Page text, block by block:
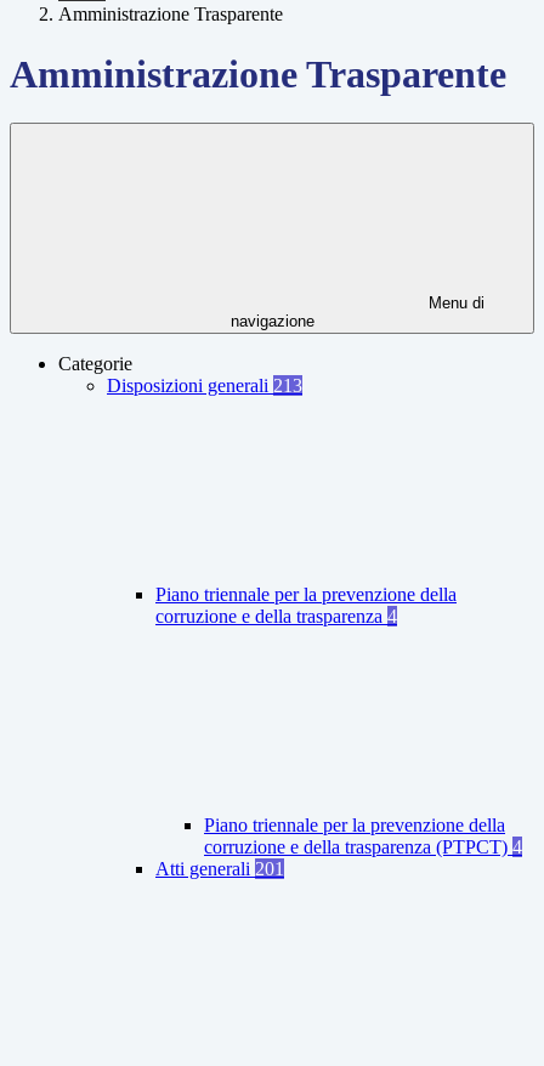
Amministrazione Trasparente
Amministrazione Trasparente
Menu di
navigazione
Categorie
Disposizioni generali 213
Piano triennale per la prevenzione della
corruzione e della trasparenza 4
Piano triennale per la prevenzione della
corruzione e della trasparenza (PTPCT) 4
Atti generali 201